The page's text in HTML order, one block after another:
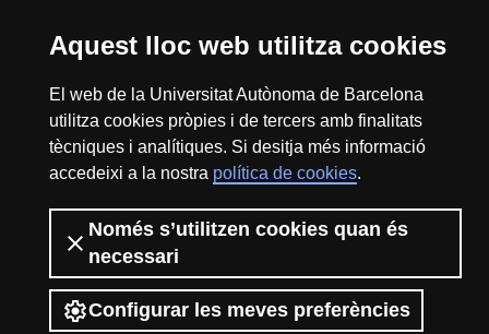
Aquest lloc web utilitza cookies
El web de la Universitat Autònoma de Barcelona
utilitza cookies pròpies i de tercers amb finalitats
tècniques i analítiques. Si desitja més informació
accedeixi a la nostra política de cookies.
Només s’utilitzen cookies quan és
necessari
Configurar les meves preferències
Mapa del web UAB
2026 Divulga UAB - Creative Commons
Reconeixement - No Comercial (CC BY NC) -
ISSN: 2014-6388
View low-bandwidth version